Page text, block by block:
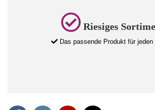
Riesiges
Das passende Produkt für jeden